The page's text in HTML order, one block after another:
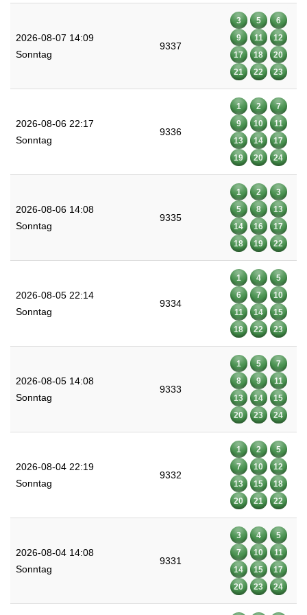
2026-08-07 14:09
Sonntag
9337
3 5
6
9
11
12
17
18
20
21
22 23
2026-08-06 22:17
Sonntag
9336
1 2
7
9
10
11
13
14
17
19
20 24
2026-08-06 14:08
Sonntag
9335
1 2
3
5
8
13
14
16
17
18
19 22
2026-08-05 22:14
Sonntag
9334
1 4
5
6
7
10
11
14
15
18
22 23
2026-08-05 14:08
Sonntag
9333
1 5
7
8
9
11
13
14
15
20
23 24
2026-08-04 22:19
Sonntag
9332
1 2
5
7
10
12
13
15
18
20
21 22
2026-08-04 14:08
Sonntag
9331
3 4
5
7
10
11
14
15
17
20
23 24